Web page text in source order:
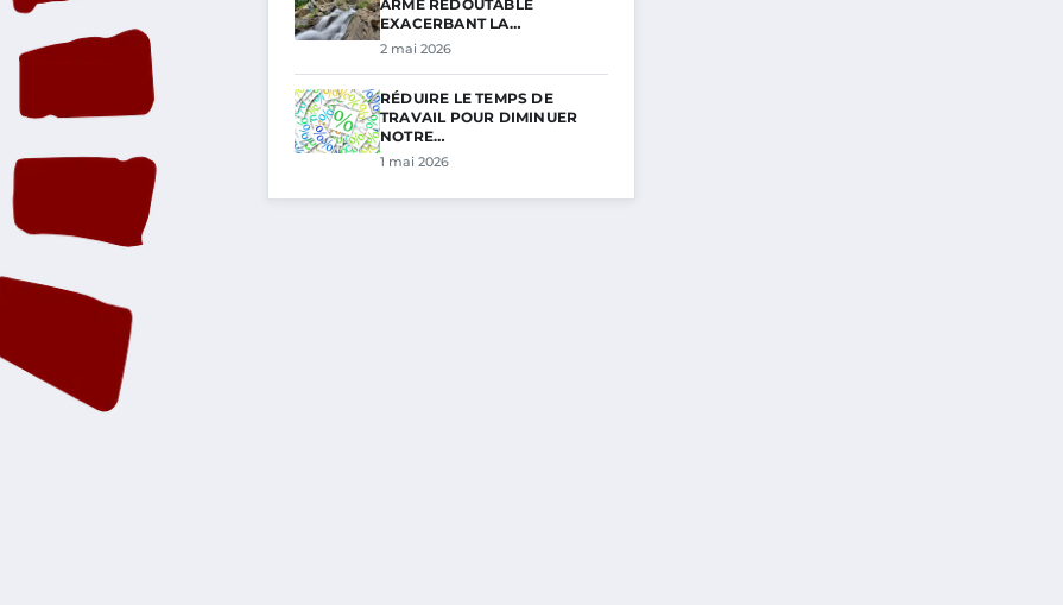
ARME REDOUTABLE
EXACERBANT LA…
2 mai 2026
RÉDUIRE LE TEMPS DE
TRAVAIL POUR DIMINUER
NOTRE…
1 mai 2026